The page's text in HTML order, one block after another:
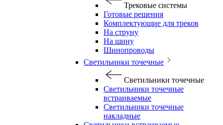
Трековые системы
Готовые решения
Комплектующие для треков
На струну
На шину
Шинопроводы
Светильники точечные
Светильники точечные
Светильники точечные
встраиваемые
Светильники точечные
накладные